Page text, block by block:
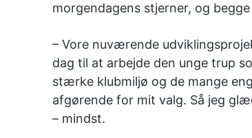
morgendagens stjerner, og
– Vore nuværende
dag til at arbejde den unge trup
stærke klubmiljø og de mange
afgørende for mit valg. Så jeg
– mindst.